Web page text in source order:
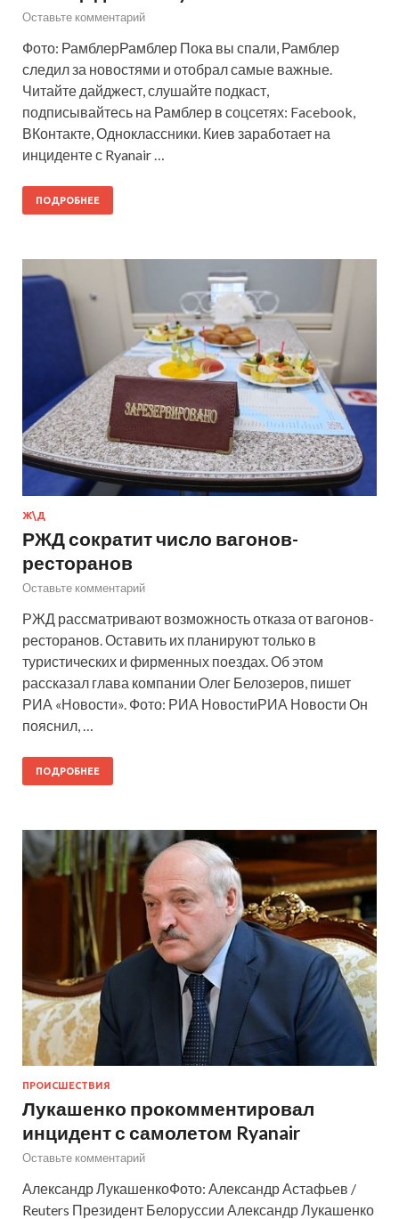
Оставьте комментарий
Фото: РамблерРамблер Пока вы спали, Рамблер
следил за новостями и отобрал самые важные.
Читайте дайджест, слушайте подкаст,
подписывайтесь на Рамблер в соцсетях: Facebook,
ВКонтакте, Одноклассники. Киев заработает на
инциденте с Ryanair …
ПОДРОБНЕЕ
Ж\Д
РЖД сократит число вагонов-
ресторанов
Оставьте комментарий
РЖД рассматривают возможность отказа от вагонов-
ресторанов. Оставить их планируют только в
туристических и фирменных поездах. Об этом
рассказал глава компании Олег Белозеров, пишет
РИА «Новости». Фото: РИА НовостиРИА Новости Он
пояснил, …
ПОДРОБНЕЕ
ПРОИСШЕСТВИЯ
Лукашенко прокомментировал
инцидент с самолетом Ryanair
Оставьте комментарий
Александр ЛукашенкоФото: Александр Астафьев /
Reuters Президент Белоруссии Александр Лукашенко